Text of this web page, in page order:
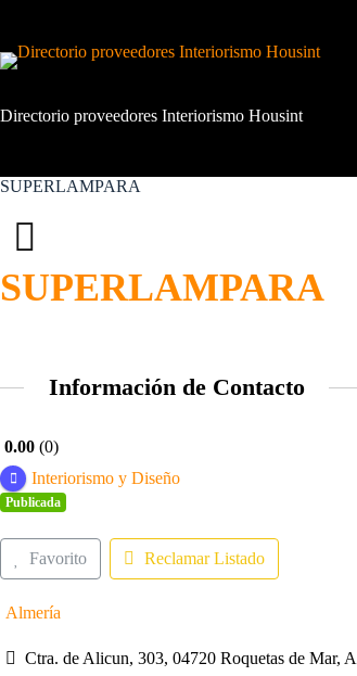
contenido
Directorio proveedores Interiorismo Housint
SUPERLAMPARA
SUPERLAMPARA
Información de Contacto
0.00 0
Interiorismo y Diseño
Publicada
Favorito Reclamar Listado
Almería
Ctra. de Alicun, 303, 04720 Roquetas de Mar,